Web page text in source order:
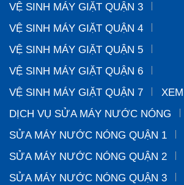
VỆ SINH MÁY GIẶT QUẬN 3
VỆ SINH MÁY GIẶT QUẬN 4
VỆ SINH MÁY GIẶT QUẬN 5
VỆ SINH MÁY GIẶT QUẬN 6
VỆ SINH MÁY GIẶT QUẬN 7
DỊCH VỤ SỬA MÁY NƯỚC NÓNG
SỬA MÁY NƯỚC NÓNG QUẬN 1
SỬA MÁY NƯỚC NÓNG QUẬN 2
SỬA MÁY NƯỚC NÓNG QUẬN 3